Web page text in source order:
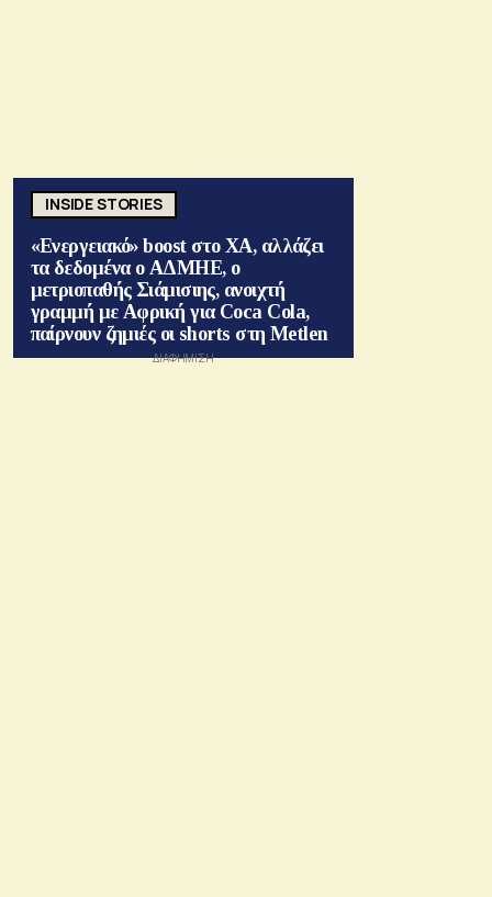
INSIDE STORIES
«Ενεργειακό» boost στο ΧΑ, αλλάζει
τα δεδομένα ο ΑΔΜΗΕ, ο
μετριοπαθής Σιάμισιης, ανοιχτή
γραμμή με Αφρική για Coca Cola,
παίρνουν ζημιές οι shorts στη Metlen